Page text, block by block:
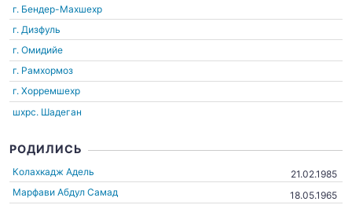
г. Бендер-Махшехр
г. Дизфуль
г. Омидийе
г. Рамхормоз
г. Хорремшехр
шхрс. Шадеган
РОДИЛИСЬ
Колахкадж Адель
21.02.1985
Марфави Абдул Самад
18.05.1965